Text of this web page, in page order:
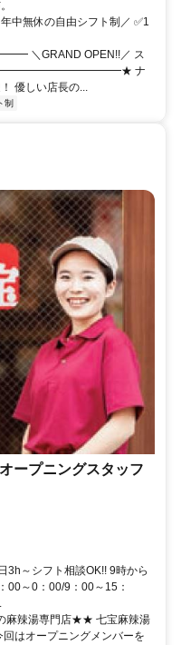
の自由シフト制／ ✅1
GRAND OPEN!!／ ス
━━━━━━━━━━━━━━★ ナ
優しい店長の...
制
ープニングスタッフ
～シフト相談OK!! 9時から
00～0：00/9：00～15：
麻辣湯専門店★★ 七宝麻辣湯
回はオープニングメンバーを